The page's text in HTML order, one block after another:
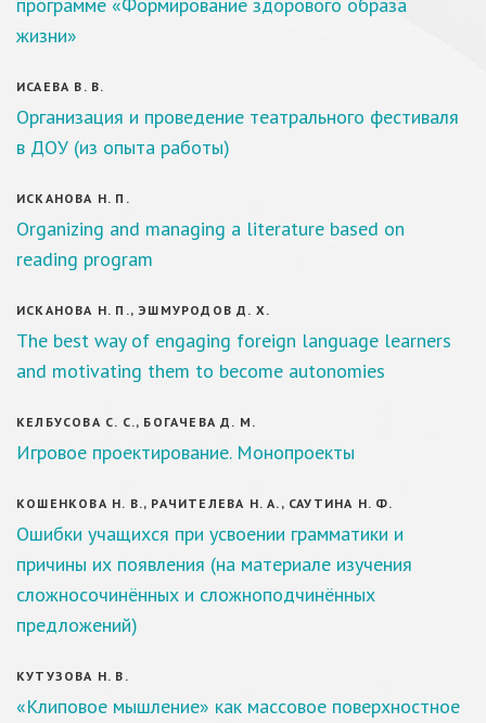
жизни»
ИСАЕВА В. В.
Организация и проведение театрального фестиваля
в ДОУ (из опыта работы)
ИСКАНОВА Н. П.
Organizing and managing a literature based on
reading program
ИСКАНОВА Н. П., ЭШМУРОДОВ Д. Х.
The best way of engaging foreign language learners
and motivating them to become autonomies
КЕЛБУСОВА С. С., БОГАЧЕВА Д. М.
Игровое проектирование. Монопроекты
КОШЕНКОВА Н. В., РАЧИТЕЛЕВА Н. А., САУТИНА Н. Ф.
Ошибки учащихся при усвоении грамматики и
причины их появления (на материале изучения
сложносочинённых и сложноподчинённых
предложений)
КУТУЗОВА Н. В.
«Клиповое мышление» как массовое поверхностное